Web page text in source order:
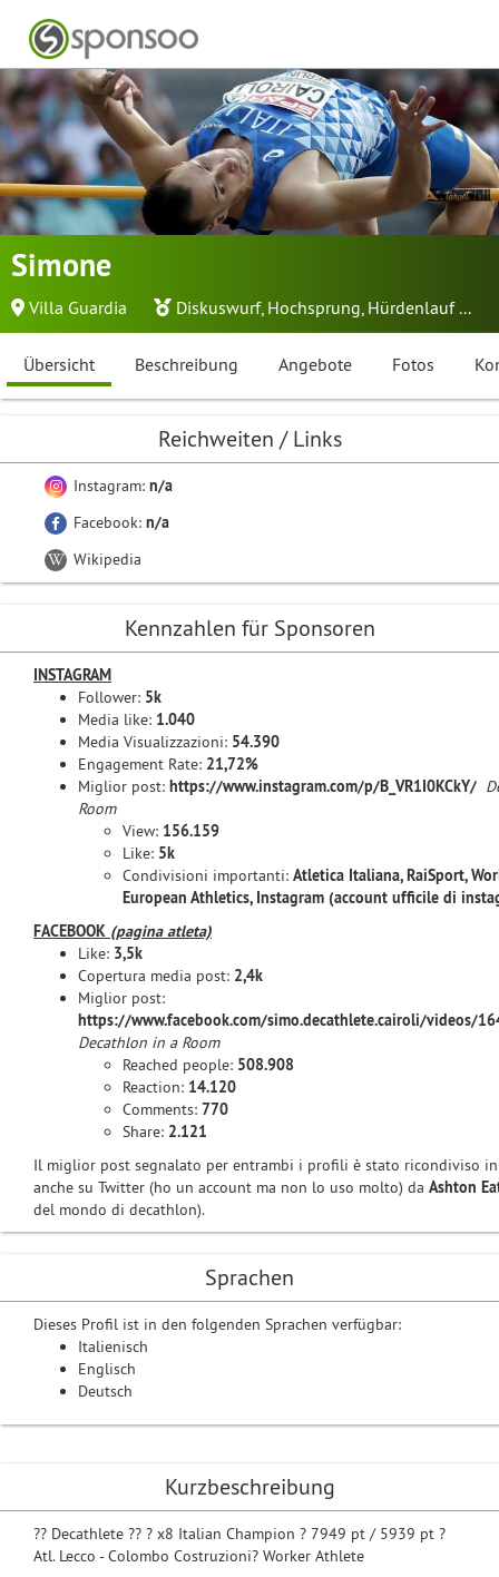
Simone
Villa Guardia Diskuswurf, Hochsprung, Hürdenlauf...
Übersicht Beschreibung Angebote Fotos
Kurzbeschreibung
?? Decathlete ?? ? x8 Italian Champion ? 7949 pt / 5939 pt ?
Atl. Lecco - Colombo Costruzioni? Worker Athlete
Reichweiten / Links
Instagram: n/a
Facebook: n/a
Wikipedia
Kennzahlen für Sponsoren
INSTAGRAM
Follower: 5k
Media like: 1.040
Media Visualizzazioni: 54.390
Engagement Rate: 21,72%
Miglior post: https://www.instagram.com/p/B_VR1I0KCkY/
Room
View: 156.159
Like: 5k
Condivisioni importanti: Atletica Italiana, RaiSport,
European Athletics, Instagram (account ufficile di
FACEBOOK (pagina atleta)
Like: 3,5k
Copertura media post: 2,4k
Miglior post:
https://www.facebook.com/simo.decathlete.cairoli/videos/
Decathlon in a Room
Reached people: 508.908
Reaction: 14.120
Comments: 770
Share: 2.121
Il miglior post segnalato per entrambi i profili è stato ricondiviso
anche su Twitter (ho un account ma non lo uso molto) da Ashton
del mondo di decathlon).
Sprachen
Dieses Profil ist in den folgenden Sprachen verfügbar:
Italienisch
Englisch
Deutsch